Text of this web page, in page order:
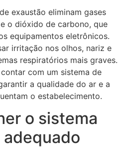
exaustão eliminam gases
o dióxido de carbono, que
equipamentos eletrônicos.
irritação nos olhos, nariz e
respiratórios mais graves.
com um sistema de
a qualidade do ar e a
o estabelecimento.
o sistema